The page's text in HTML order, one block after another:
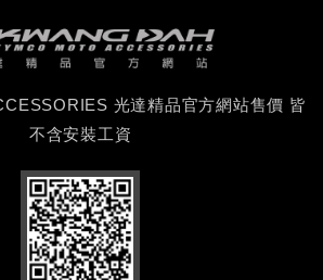
光達精品官方網站售價 皆
不含安裝工資